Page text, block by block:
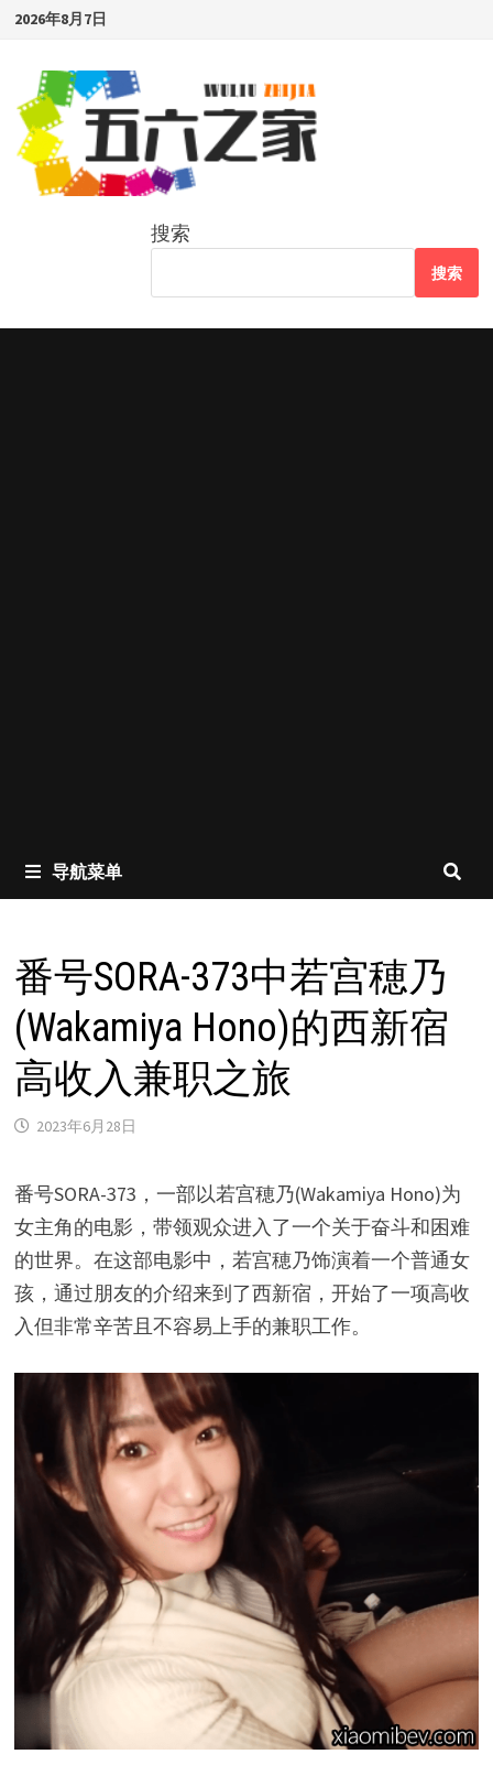
Skip
content
2026年8月7日
搜索
搜索
导航菜单
番号SORA-373中若宫穂乃
(Wakamiya Hono)的西新宿
高收入兼职之旅
2023年6月28日
番号SORA-373，一部以若宫穂乃(Wakamiya Hono)为
女主角的电影，带领观众进入了一个关于奋斗和困难
的世界。在这部电影中，若宫穂乃饰演着一个普通女
孩，通过朋友的介绍来到了西新宿，开始了一项高收
入但非常辛苦且不容易上手的兼职工作。